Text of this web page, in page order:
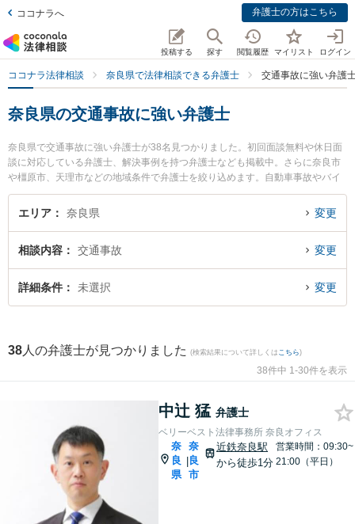
ココナラへ 弁護士の方はこちら
投稿する 探す 閲覧履歴 マイリスト ログイン
ココナラ法律相談 奈良県で法律相談できる弁護士 交通事故に強い弁護
奈良県の交通事故に強い弁護士
奈良県で交通事故に強い弁護士が38名見つかりました。初回面談無料や休日面
談に対応している弁護士、解決事例を持つ弁護士なども掲載中。さらに奈良市
や橿原市、天理市などの地域条件で弁護士を絞り込めます。自動車事故やバイ
ク事故、自転車事故等の細かな分野での絞り込み検索もでき便利です。特にベ
リーベスト法律事務所 奈良オフィスの中辻 猛弁護士やベリーベスト法律事務所
夜間に発生した交通事故のトラブルを今すぐに弁護士に相談したい』『交通事
故のトラブル解決の実績豊富な近くの弁護士を検索したい』『初回相談無料で
交通事故を法律相談できる奈良県内の弁護士に相談予約したい』などでお困り
エリア 奈良県 変更
相談内容 交通事故 変更
詳細条件 未選択 変更
38 人の弁護士が見つかりました (検索結果について詳しくは こちら)
38件中 1-30件を表示
中辻 猛 弁護士
ベリーベスト法律事務所 奈良オフィス
奈
良
県
|
奈
良
市
近鉄奈良駅
から徒歩1分
営業時間：09:30~
21:00（平日）